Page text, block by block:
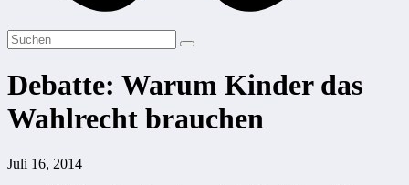
Debatte: Warum Kinder das
Wahlrecht brauchen
Juli 16, 2014